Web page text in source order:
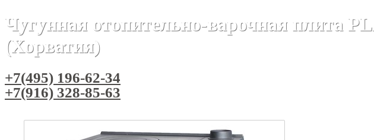
Чугунная отопительно-варочная плита
(Хорватия)
+7(495) 196-62-34
+7(916) 328-85-63